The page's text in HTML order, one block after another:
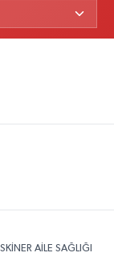
AİLE SAĞLIĞI